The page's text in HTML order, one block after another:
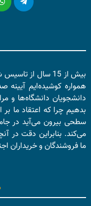
بیش از 15 سال از
همواره کوشیده‌ایم آیینه
دانشجویان دانشگاه‌ها و
بدهیم چرا که اعتقاد ما
سطحی بیرون می‌آید در
می‌کند. بنابراین دقت در
ما فروشندگان و خریداران